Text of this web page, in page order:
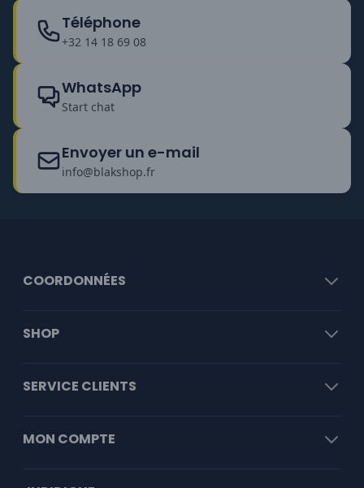
Téléphone
+32 14 18 69 08
WhatsApp
Start chat
Envoyer un e-mail
info@blakshop.fr
COORDONNÉES
SHOP
SERVICE CLIENTS
MON COMPTE